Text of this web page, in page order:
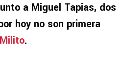
a Miguel Tapias, dos
hoy no son primera
.